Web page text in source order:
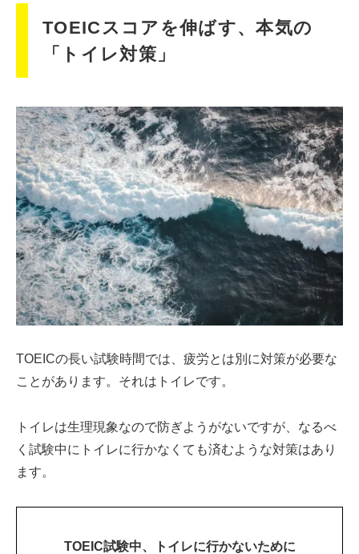
TOEICスコアを伸ばす、本気の
「トイレ対策」
TOEICの長い試験時間では、疲労とは別に対策が必要な
ことがあります。それはトイレです。
トイレは生理現象なので防ぎようがないですが、なるべ
く試験中にトイレに行かなくても済むような対策はあり
ます。
TOEIC試験中、トイレに行かないために